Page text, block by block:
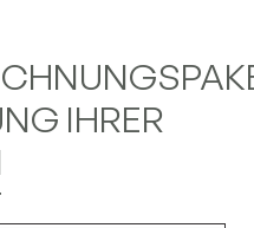
IHRER